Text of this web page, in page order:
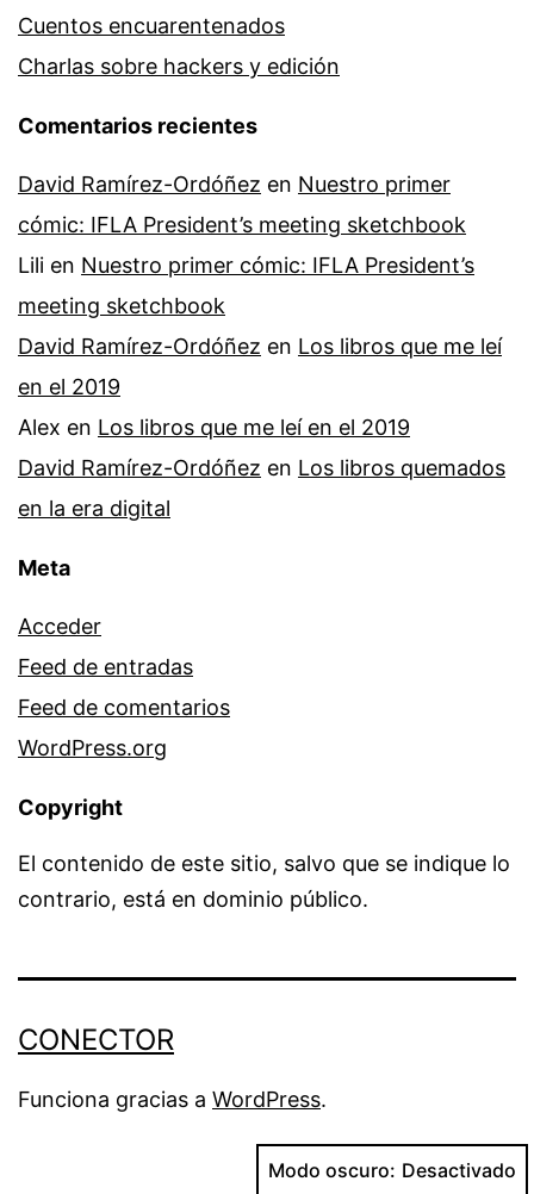
Cuentos encuarentenados
Charlas sobre hackers y edición
Comentarios recientes
David Ramírez-Ordóñez en Nuestro primer
cómic: IFLA President’s meeting sketchbook
Lili en Nuestro primer cómic: IFLA President’s
meeting sketchbook
David Ramírez-Ordóñez en Los libros que me leí
en el 2019
Alex en Los libros que me leí en el 2019
David Ramírez-Ordóñez en Los libros quemados
en la era digital
Meta
Acceder
Feed de entradas
Feed de comentarios
WordPress.org
Copyright
El contenido de este sitio, salvo que se indique lo
contrario, está en dominio público.
CONECTOR
Funciona gracias a WordPress.
Modo oscuro: